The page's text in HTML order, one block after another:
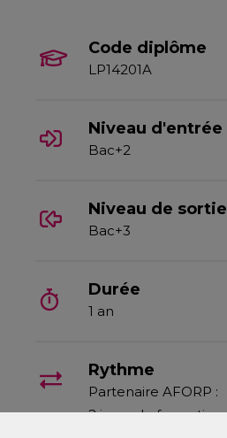
Code diplôme
LP14201A
Niveau d'entrée
Bac+2
Niveau de sortie
Bac+3
Durée
1 an
Rythme
Partenaire AFORP :
2 jours de formation